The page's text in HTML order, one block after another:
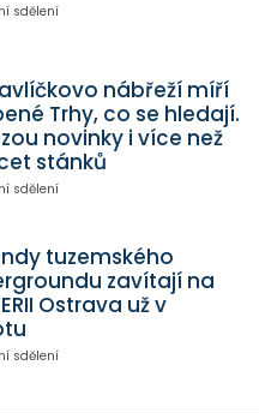
sdělení
nábřeží míří
Trhy, co se hledají.
novinky i více než
stánků
sdělení
tuzemského
zavítají na
Ostrava už v
sdělení